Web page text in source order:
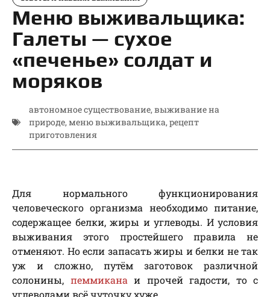
Меню выживальщика:
Галеты — сухое
«печенье» солдат и
моряков
автономное существование, выживание на
природе, меню выживальщика, рецепт
приготовления
Для нормального функционирования
человеческого организма необходимо питание,
содержащее белки, жиры и углеводы. И условия
выживания этого простейшего правила не
отменяют. Но если запасать жиры и белки не так
уж и сложно, путём заготовок различной
солонины, пеммикана и прочей гадости, то с
углеводами всё чуточку хуже.